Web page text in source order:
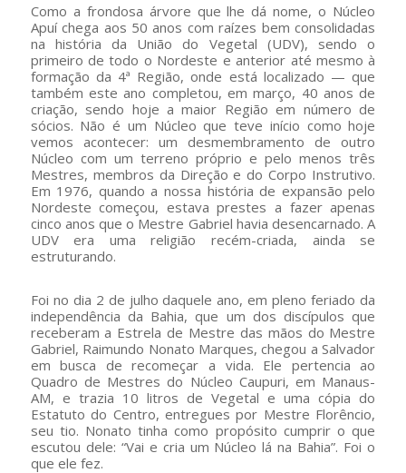
Como a frondosa árvore que lhe dá nome, o Núcleo
Apuí chega aos 50 anos com raízes bem consolidadas
na história da União do Vegetal (UDV), sendo o
primeiro de todo o Nordeste e anterior até mesmo à
formação da 4ª Região, onde está localizado — que
também este ano completou, em março, 40 anos de
criação, sendo hoje a maior Região em número de
sócios. Não é um Núcleo que teve início como hoje
vemos acontecer: um desmembramento de outro
Núcleo com um terreno próprio e pelo menos três
Mestres, membros da Direção e do Corpo Instrutivo.
Em 1976, quando a nossa história de expansão pelo
Nordeste começou, estava prestes a fazer apenas
cinco anos que o Mestre Gabriel havia desencarnado. A
UDV era uma religião recém-criada, ainda se
estruturando.
Foi no dia 2 de julho daquele ano, em pleno feriado da
independência da Bahia, que um dos discípulos que
receberam a Estrela de Mestre das mãos do Mestre
Gabriel, Raimundo Nonato Marques, chegou a Salvador
em busca de recomeçar a vida. Ele pertencia ao
Quadro de Mestres do Núcleo Caupuri, em Manaus-
AM, e trazia 10 litros de Vegetal e uma cópia do
Estatuto do Centro, entregues por Mestre Florêncio,
seu tio. Nonato tinha como propósito cumprir o que
escutou dele: “Vai e cria um Núcleo lá na Bahia”. Foi o
que ele fez.